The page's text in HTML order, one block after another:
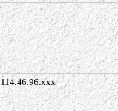
114.46.96.xxx